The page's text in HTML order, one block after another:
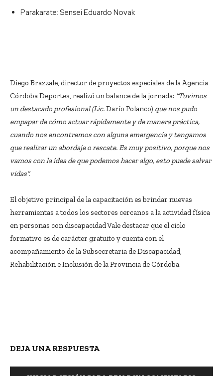
Parakarate: Sensei Eduardo Novak
Diego Brazzale, director de proyectos especiales de la Agencia
Córdoba Deportes, realizó un balance de la jornada: “Tuvimos
un destacado profesional (Lic.Darío Polanco) que nos pudo
empapar de cómo actuar rápidamente y de manera práctica,
cuando nos encontremos con alguna emergencia y tengamos
que realizar un abordaje o rescate. Es muy positivo, porque nos
vamos con la idea de que podemos hacer algo, esto puede salvar
vidas”.
El objetivo principal de la capacitación es brindar nuevas
herramientas a todos los sectores cercanos a la actividad física
en personas con discapacidad Vale destacar que el ciclo
formativo es de carácter gratuito y cuenta con el
acompañamiento de la Subsecretaria de Discapacidad,
Rehabilitación e Inclusión de la Provincia de Córdoba.
DEJA UNA RESPUESTA